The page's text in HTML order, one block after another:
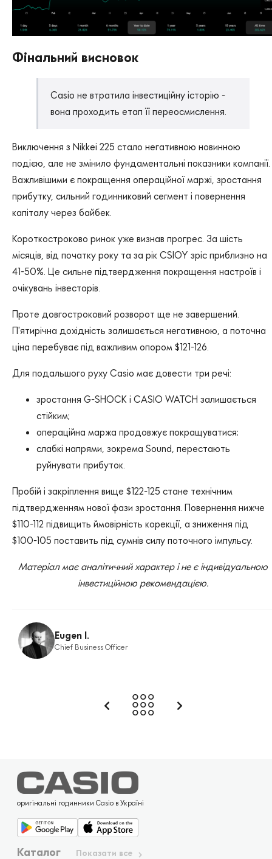
Фінальний висновок
Casio не втратила інвестиційну історію -
вона проходить етап її переосмислення.
Виключення з Nikkei 225 стало негативною новинною
подією, але не змінило фундаментальні показники компанії.
Важливішими є покращення операційної маржі, зростання
прибутку, сильний годинниковий сегмент і повернення
капіталу через байбек.
Короткостроково ринок уже визнав прогрес. За шість
місяців, від початку року та за рік CSIOY зріс приблизно на
41-50%. Це сильне підтвердження покращення настроїв і
очікувань інвесторів.
Проте довгостроковий розворот ще не завершений.
П'ятирічна дохідність залишається негативною, а поточна
ціна перебуває під важливим опором $121-126.
Для подальшого руху Casio має довести три речі:
зростання G-SHOCK і CASIO WATCH залишається
стійким;
операційна маржа продовжує покращуватися;
слабкі напрями, зокрема Sound, перестають
руйнувати прибуток.
Пробій і закріплення вище $122-125 стане технічним
підтвердженням нової фази зростання. Повернення нижче
$110-112 підвищить ймовірність корекції, а зниження під
$100-105 поставить під сумнів силу поточного імпульсу.
Матеріал має аналітичний характер і не є індивідуальною
інвестиційною рекомендацією.
Eugen I.
Chief Business Officer
оригінальні годинники Casio в Україні
Каталог Показати все